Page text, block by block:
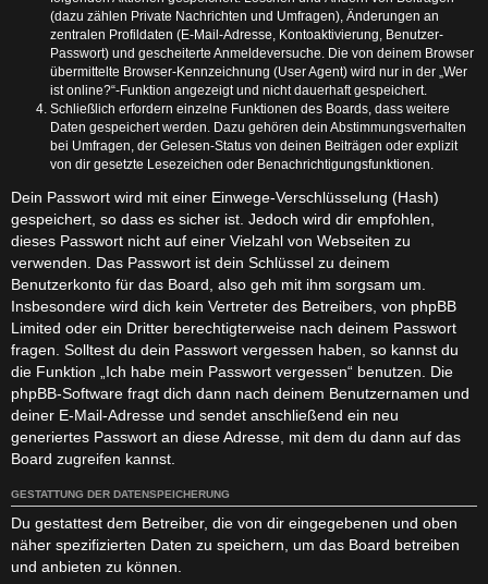
(dazu zählen Private Nachrichten und Umfragen), Änderungen an
zentralen Profildaten (E-Mail-Adresse, Kontoaktivierung, Benutzer-
Passwort) und gescheiterte Anmeldeversuche. Die von deinem Browser
übermittelte Browser-Kennzeichnung (User Agent) wird nur in der „Wer
ist online?“-Funktion angezeigt und nicht dauerhaft gespeichert.
Schließlich erfordern einzelne Funktionen des Boards, dass weitere
Daten gespeichert werden. Dazu gehören dein Abstimmungsverhalten
bei Umfragen, der Gelesen-Status von deinen Beiträgen oder explizit
von dir gesetzte Lesezeichen oder Benachrichtigungsfunktionen.
Dein Passwort wird mit einer Einwege-Verschlüsselung (Hash)
gespeichert, so dass es sicher ist. Jedoch wird dir empfohlen,
dieses Passwort nicht auf einer Vielzahl von Webseiten zu
verwenden. Das Passwort ist dein Schlüssel zu deinem
Benutzerkonto für das Board, also geh mit ihm sorgsam um.
Insbesondere wird dich kein Vertreter des Betreibers, von phpBB
Limited oder ein Dritter berechtigterweise nach deinem Passwort
fragen. Solltest du dein Passwort vergessen haben, so kannst du
die Funktion „Ich habe mein Passwort vergessen“ benutzen. Die
phpBB-Software fragt dich dann nach deinem Benutzernamen und
deiner E-Mail-Adresse und sendet anschließend ein neu
generiertes Passwort an diese Adresse, mit dem du dann auf das
Board zugreifen kannst.
GESTATTUNG DER DATENSPEICHERUNG
Du gestattest dem Betreiber, die von dir eingegebenen und oben
näher spezifizierten Daten zu speichern, um das Board betreiben
und anbieten zu können.